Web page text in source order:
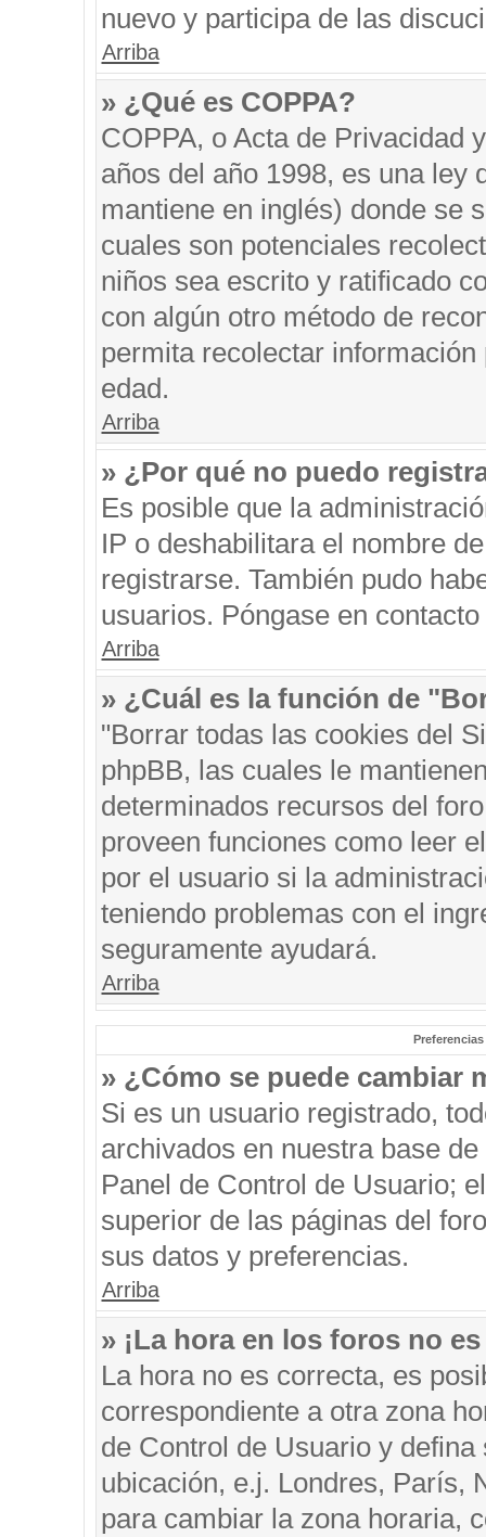
nuevo y participa de las
Arriba
» ¿Qué es COPPA?
COPPA, o Acta de Privacidad
años del año 1998, es una ley
mantiene en inglés) donde se
cuales son potenciales
niños sea escrito y ratificado
con algún otro método de
permita recolectar
edad.
Arriba
» ¿Por qué no puedo
Es posible que la
IP o deshabilitara el nombre
registrarse. También pudo
usuarios. Póngase en
Arriba
» ¿Cuál es la función de
"Borrar todas las cookies del
phpBB, las cuales le
determinados recursos del
proveen funciones como leer
por el usuario si la
teniendo problemas con el
seguramente ayudará.
Arriba
» ¿Cómo se puede cambiar
Si es un usuario registrado,
archivados en nuestra base
Panel de Control de Usuario;
superior de las páginas del
sus datos y preferencias.
Arriba
» ¡La hora en los foros no
La hora no es correcta, es
correspondiente a otra zona
de Control de Usuario y
ubicación, e.j. Londres, París,
para cambiar la zona horaria,